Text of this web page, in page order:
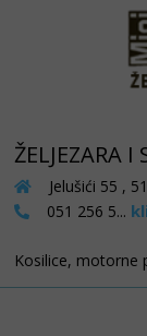
ŽELJEZARA
Jelušići 55 ,
051 256 5...
Kosilice, motorne